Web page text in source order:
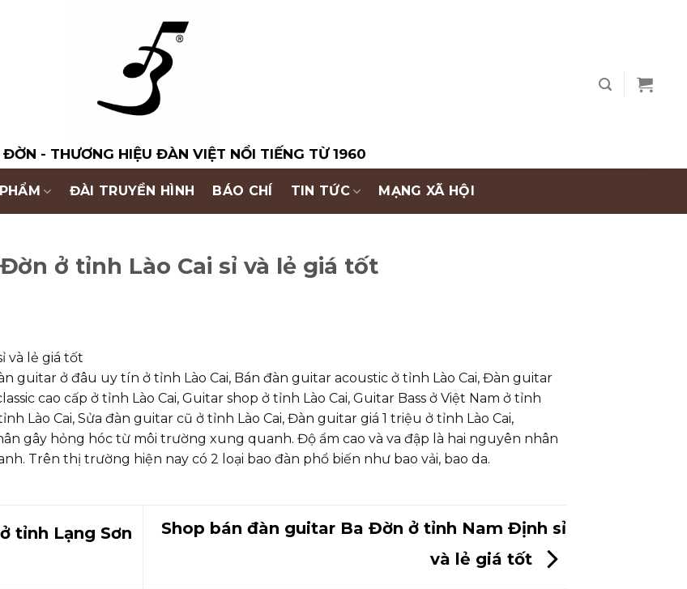
- THƯƠNG HIỆU ĐÀN VIỆT NỔI TIẾNG TỪ 1960
ĐÀI TRUYỀN HÌNH BÁO CHÍ TIN TỨC MẠNG XÃ HỘI
ở tỉnh Lào Cai sỉ và lẻ giá tốt
và lẻ giá tốt
guitar ở đâu uy tín ở tỉnh Lào Cai, Bán đàn guitar acoustic ở tỉnh Lào Cai, Đàn guitar
cao cấp ở tỉnh Lào Cai, Guitar shop ở tỉnh Lào Cai, Guitar Bass ở Việt Nam ở tỉnh
Lào Cai, Sửa đàn guitar cũ ở tỉnh Lào Cai, Đàn guitar giá 1 triệu ở tỉnh Lào Cai,
gây hỏng hóc từ môi trường xung quanh. Độ ẩm cao và va đập là hai nguyên nhân
Trên thị trường hiện nay có 2 loại bao đàn phổ biến như bao vải, bao da.
tỉnh Lạng Sơn
Shop bán đàn guitar Ba Đờn ở tỉnh Nam Định sỉ
và lẻ giá tốt